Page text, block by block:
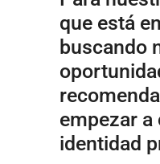
que está
buscando
empezar
identidad